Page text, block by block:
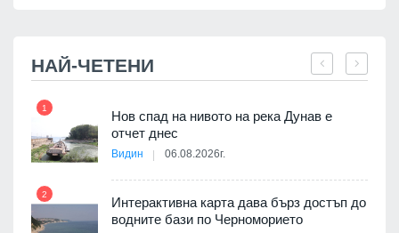
НАЙ-ЧЕТЕНИ
1
Нов спад на нивото на река Дунав е
отчет днес
Видин 06.08.2026г.
2
Интерактивна карта дава бърз достъп до
водните бази по Черноморието